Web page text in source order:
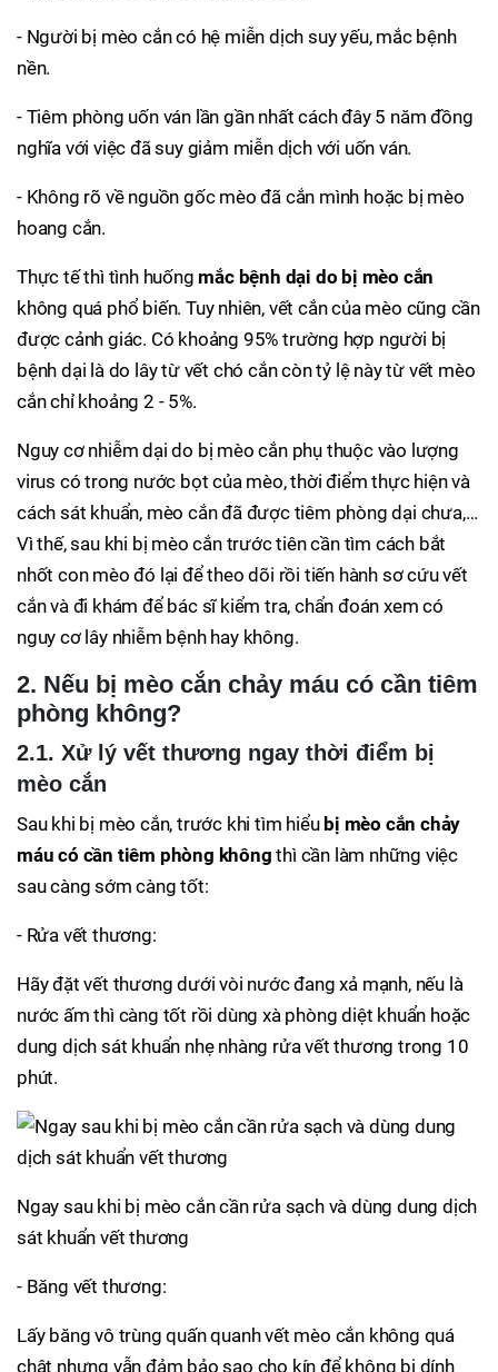
- Người bị mèo cắn có hệ miễn dịch suy yếu, mắc bệnh
nền.
- Tiêm phòng uốn ván lần gần nhất cách đây 5 năm đồng
nghĩa với việc đã suy giảm miễn dịch với uốn ván.
- Không rõ về nguồn gốc mèo đã cắn mình hoặc bị mèo
hoang cắn.
Thực tế thì tình huống mắc bệnh dại do bị mèo cắn
không quá phổ biến. Tuy nhiên, vết cắn của mèo cũng cần
được cảnh giác. Có khoảng 95% trường hợp người bị
bệnh dại là do lây từ vết chó cắn còn tỷ lệ này từ vết mèo
cắn chỉ khoảng 2 - 5%.
Nguy cơ nhiễm dại do bị mèo cắn phụ thuộc vào lượng
virus có trong nước bọt của mèo, thời điểm thực hiện và
cách sát khuẩn, mèo cắn đã được tiêm phòng dại chưa,…
Vì thế, sau khi bị mèo cắn trước tiên cần tìm cách bắt
nhốt con mèo đó lại để theo dõi rồi tiến hành sơ cứu vết
cắn và đi khám để bác sĩ kiểm tra, chẩn đoán xem có
nguy cơ lây nhiễm bệnh hay không.
2. Nếu bị mèo cắn chảy máu có cần tiêm
phòng không?
2.1. Xử lý vết thương ngay thời điểm bị
mèo cắn
Sau khi bị mèo cắn, trước khi tìm hiểu bị mèo cắn chảy
máu có cần tiêm phòng không thì cần làm những việc
sau càng sớm càng tốt:
- Rửa vết thương:
Hãy đặt vết thương dưới vòi nước đang xả mạnh, nếu là
nước ấm thì càng tốt rồi dùng xà phòng diệt khuẩn hoặc
dung dịch sát khuẩn nhẹ nhàng rửa vết thương trong 10
phút.
Ngay sau khi bị mèo cắn cần rửa sạch và dùng dung dịch
sát khuẩn vết thương
- Băng vết thương:
Lấy băng vô trùng quấn quanh vết mèo cắn không quá
chật nhưng vẫn đảm bảo sao cho kín để không bị dính